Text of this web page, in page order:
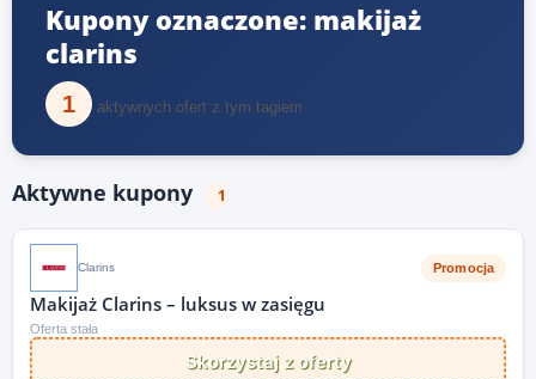
Kupony oznaczone: makijaż
clarins
1 aktywnych ofert z tym tagiem
Aktywne kupony 1
Clarins Promocja
Makijaż Clarins – luksus w zasięgu
Oferta stała
Skorzystaj z oferty